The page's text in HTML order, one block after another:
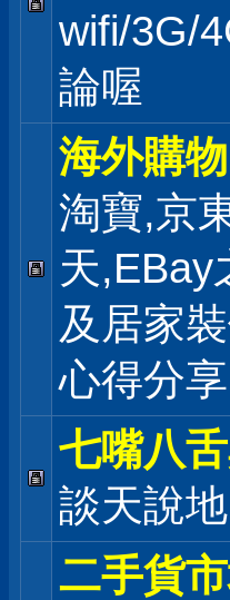
wifi/3G/
論喔
海外購
淘寶,京
天,EBay
及居家
心得分
七嘴八
談天說
二手貨